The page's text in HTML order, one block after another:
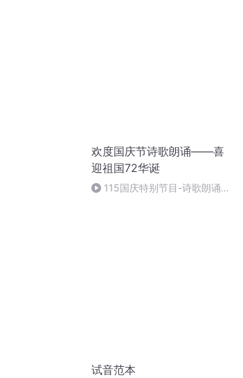
欢度国庆节诗歌朗诵——喜
迎祖国72华诞
115国庆特别节目-诗歌朗诵-
试音范本